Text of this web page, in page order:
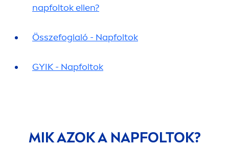
napfoltok ellen?
Összefoglaló - Napfoltok
GYIK - Napfoltok
MIK AZOK A NAPFOLTOK?